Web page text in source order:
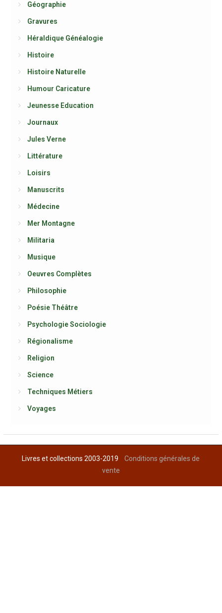
Géographie
Gravures
Héraldique Généalogie
Histoire
Histoire Naturelle
Humour Caricature
Jeunesse Education
Journaux
Jules Verne
Littérature
Loisirs
Manuscrits
Médecine
Mer Montagne
Militaria
Musique
Oeuvres Complètes
Philosophie
Poésie Théâtre
Psychologie Sociologie
Régionalisme
Religion
Science
Techniques Métiers
Voyages
Livres et collections 2003-2019Conditions générales de
vente